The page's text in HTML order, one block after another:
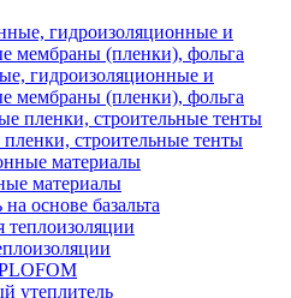
гидроизоляционные и
мембраны (пленки), фольга
строительные тенты
материалы
основе базальта
теплоизоляции
утеплитель